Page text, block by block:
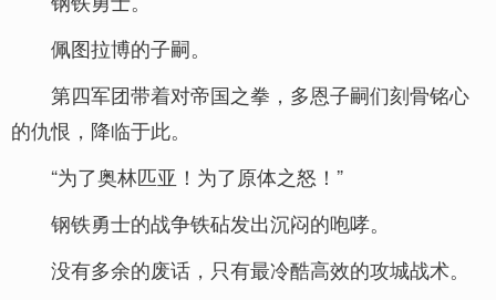
佩图拉博的子嗣。
第四军团带着对帝国之拳，多恩子嗣们刻骨铭心
的仇恨，降临于此。
“为了奥林匹亚！为了原体之怒！”
钢铁勇士的战争铁砧发出沉闷的咆哮。
没有多余的废话，只有最冷酷高效的攻城战术。